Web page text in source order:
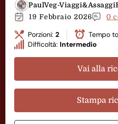
PaulVeg-
19 Febbraio 2026
0
Porzioni: 2 Tempo
Difficoltà: Intermedio
Vai alla
Stampa